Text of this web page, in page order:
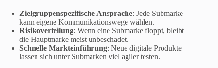
Zielgruppenspezifische Ansprache: Jede Submarke
kann eigene Kommunikationswege wählen.
Risikoverteilung: Wenn eine Submarke floppt, bleibt
die Hauptmarke meist unbeschadet.
Schnelle Markteinführung: Neue digitale Produkte
lassen sich unter Submarken viel agiler testen.